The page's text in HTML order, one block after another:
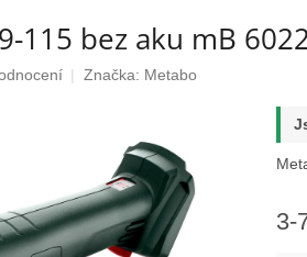
115 bez aku mB
Značka: Metabo
3-